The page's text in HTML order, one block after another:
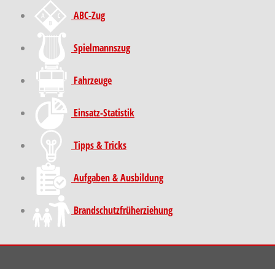
ABC-Zug
Spielmannszug
Fahrzeuge
Einsatz-Statistik
Tipps & Tricks
Aufgaben & Ausbildung
Brand­schutz­früh­erziehung